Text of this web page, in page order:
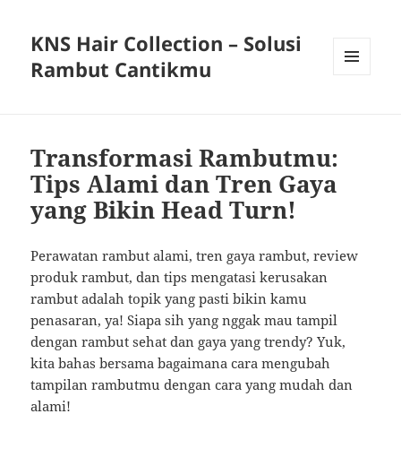
KNS Hair Collection – Solusi
Rambut Cantikmu
Transformasi Rambutmu:
Tips Alami dan Tren Gaya
yang Bikin Head Turn!
Perawatan rambut alami, tren gaya rambut, review
produk rambut, dan tips mengatasi kerusakan
rambut adalah topik yang pasti bikin kamu
penasaran, ya! Siapa sih yang nggak mau tampil
dengan rambut sehat dan gaya yang trendy? Yuk,
kita bahas bersama bagaimana cara mengubah
tampilan rambutmu dengan cara yang mudah dan
alami!